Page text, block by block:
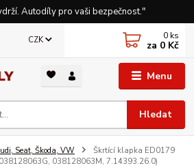
Autodíly pro vaši bezpečnost."
Menu
CZK
Hledat
0 ks
za 0 Kč
Seat, Škoda, VW
Škrtící klapka ED0179
038128063M, 7.14393.26.0)